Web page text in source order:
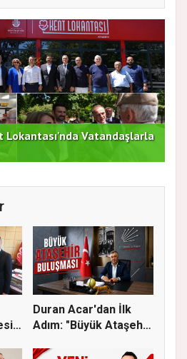
Lokantası'nda Vatandaşlarla
Duran Acar'dan İlk
Adım: "Büyük Ataşehir